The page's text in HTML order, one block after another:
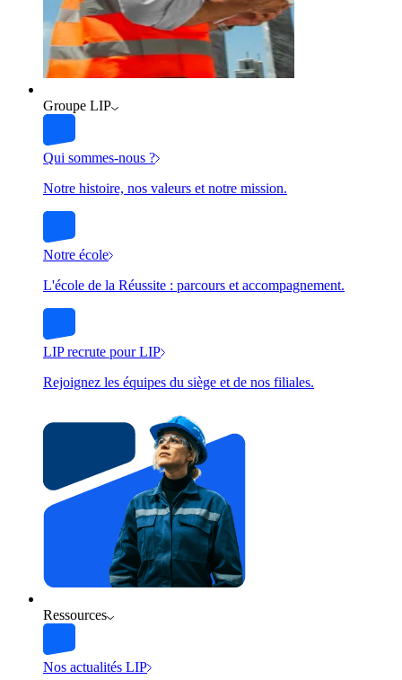
Groupe LIP
Qui sommes-nous ?
Notre histoire, nos valeurs et notre mission.
Notre école
L'école de la Réussite : parcours et accompagnement.
LIP recrute pour LIP
Rejoignez les équipes du siège et de nos filiales.
Ressources
Nos actualités LIP